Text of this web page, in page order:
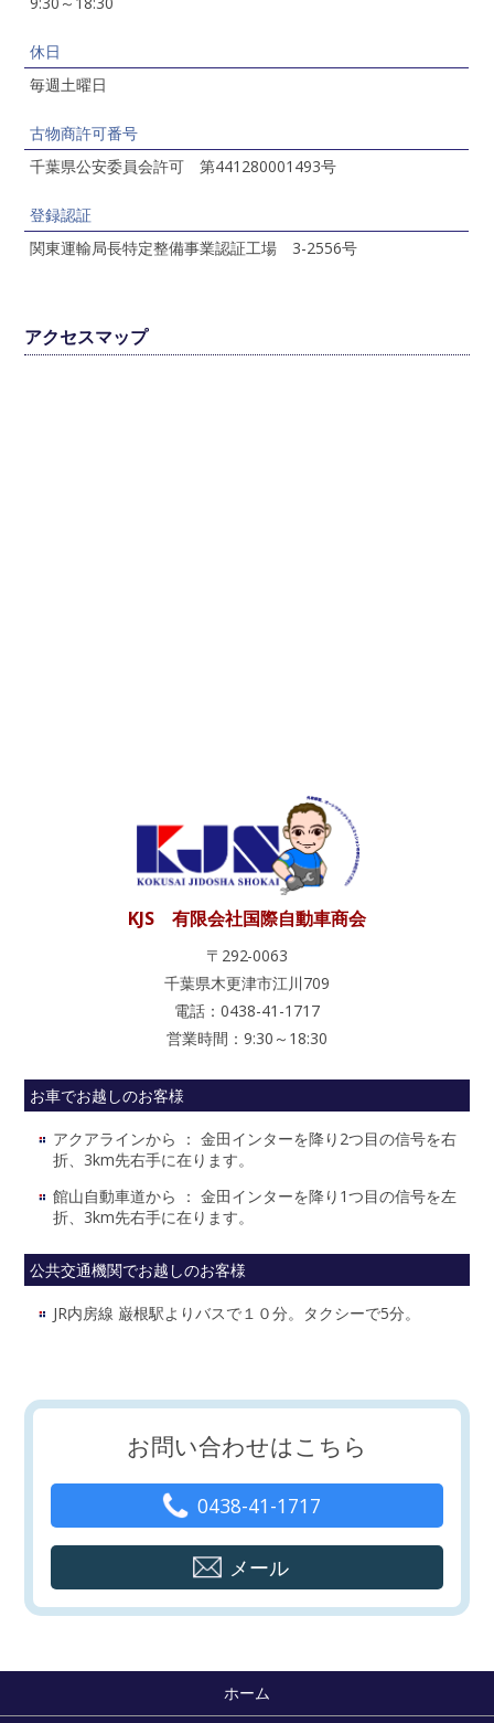
休日
毎週土曜日
古物商許可番号
千葉県公安委員会許可 第441280001493号
登録認証
関東運輸局長特定整備事業認証工場 3-2556号
アクセスマップ
KJS 有限会社国際自動車商会
〒292-0063
千葉県木更津市江川709
電話：0438-41-1717
営業時間：9:30～18:30
お車でお越しのお客様
アクアラインから ： 金田インターを降り2つ目の信号を右
折、3km先右手に在ります。
館山自動車道から ： 金田インターを降り1つ目の信号を左
折、3km先右手に在ります。
公共交通機関でお越しのお客様
JR内房線 巌根駅よりバスで１０分。タクシーで5分。
お問い合わせはこちら
0438-41-1717
メール
ホーム